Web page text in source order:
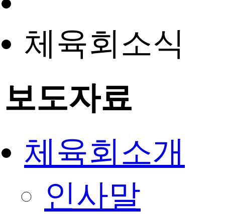
체육회소식
보도자료
체육회소개
인사말